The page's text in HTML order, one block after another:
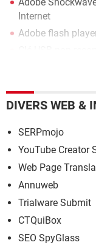
Internet
Adobe flash
Clé USB non
Qu'est qu'un
Windows 8 / 8.1
DIVERS WEB &
SERPmojo
YouTube Creator
Web Page
Annuweb
Trialware Submit
CTQuiBox
SEO SpyGlass